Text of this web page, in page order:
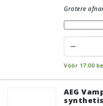
Grotere
Vóór 17:00
AEG